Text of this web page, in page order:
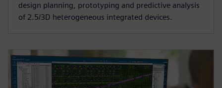
design planning, prototyping and predictive analysis
of 2.5/3D heterogeneous integrated devices.